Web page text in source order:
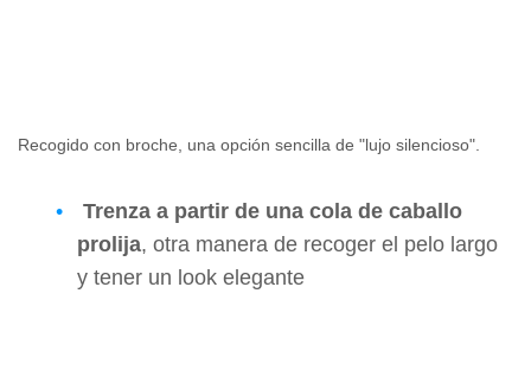
Recogido con broche, una opción sencilla de "lujo silencioso".
Trenza a partir de una cola de caballo
prolija, otra manera de recoger el pelo largo
y tener un look elegante